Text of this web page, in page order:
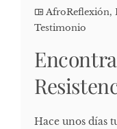
AfroReflexión,
Testimonio
Hace unos días